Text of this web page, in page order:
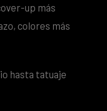
up más
colores más
hasta tatuaje